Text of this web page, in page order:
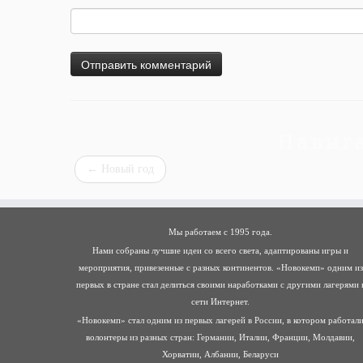
← Новый год
Мы работаем с 1995 года.
Нами собраны лучшие идеи со всего света, адаптированы игры и
мероприятия, привезенные с разных континентов. «Новокемп» одним из
первых в стране стал делиться своими наработками с другими лагерями
сети Интернет.
«Новокемп» стал одним из первых лагерей в России, в котором работали
волонтеры из разных стран: Германии, Италии, Франции, Молдавии,
Хорватии, Албании, Беларуси